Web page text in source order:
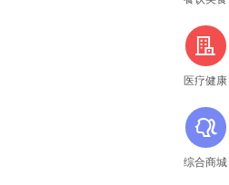
住
医疗健康
美
综合商城